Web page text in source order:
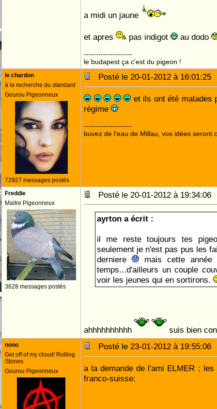
a midi un jaune
et apres pas indigot au dodo
--------------------
le budapest ça c'est du pigeon !
le chardon
à la recherche du standard
Gourou Pigeonneux
72927 messages postés
Posté le 20-01-2012 à
et ils ont été malades
régime
--------------------
buvez de l'eau de Millau, vos idées seront
Freddie
Maitre Pigeonneux
3628 messages postés
Posté le 20-01-2012 à
ayrton a écrit :
il me reste toujours tes
seulement je n'est pas pus les
derniere
mais cette
temps...d'ailleurs un couple
voir les jeunes qui en sortirons.
ahhhhhhhhhh suis bien
nono
Get off of my cloud! Rolling
Stones
Gourou Pigeonneux
Posté le 23-01-2012 à
a la demande de l'ami ELMER ;
franco-suisse: